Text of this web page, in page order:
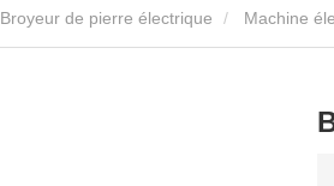
Broyeur de pierre électrique Machine